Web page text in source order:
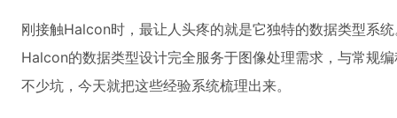
刚接触Halcon时，最让人头疼的就是它独特的数据类型系
Halcon的数据类型设计完全服务于图像处理需求，与常规
不少坑，今天就把这些经验系统梳理出来。